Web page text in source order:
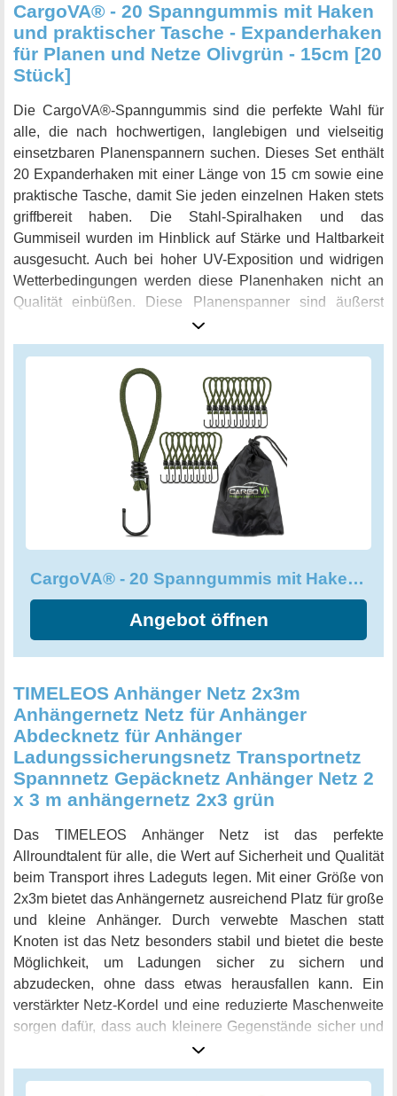
CargoVA® - 20 Spanngummis mit Haken
und praktischer Tasche - Expanderhaken
für Planen und Netze Olivgrün - 15cm [20
Stück]
Die CargoVA®-Spanngummis sind die perfekte Wahl für
alle, die nach hochwertigen, langlebigen und vielseitig
einsetzbaren Planenspannern suchen. Dieses Set enthält
20 Expanderhaken mit einer Länge von 15 cm sowie eine
praktische Tasche, damit Sie jeden einzelnen Haken stets
griffbereit haben. Die Stahl-Spiralhaken und das
Gummiseil wurden im Hinblick auf Stärke und Haltbarkeit
ausgesucht. Auch bei hoher UV-Exposition und widrigen
Wetterbedingungen werden diese Planenhaken nicht an
Qualität einbüßen. Diese Planenspanner sind äußerst
vielseitig einsetzbar und eignen sich perfekt zum
Befestigen von Anhängernetzen, Planen, Plakaten,
Sonnensegeln, Pavillons, Trampolins, Bannern und vielem
mehr. Mit 20 Haken haben Sie ausreichend Möglichkeiten
zur Verfügung, um jede schwierige Befestigungsaufgabe
schnell und einfach zu meistern. Kaufen Sie jetzt dieses
hochwertige Set von CargoVA® und erleben Sie effiziente
und stressfreie Befestigung von Planen und Netzen!
CargoVA® - 20 Spanngummis mit Haken und praktischer Tasche
Angebot öffnen
TIMELEOS Anhänger Netz 2x3m
Anhängernetz Netz für Anhänger
Abdecknetz für Anhänger
Ladungssicherungsnetz Transportnetz
Spannnetz Gepäcknetz Anhänger Netz 2
x 3 m anhängernetz 2x3 grün
Das TIMELEOS Anhänger Netz ist das perfekte
Allroundtalent für alle, die Wert auf Sicherheit und Qualität
beim Transport ihres Ladeguts legen. Mit einer Größe von
2x3m bietet das Anhängernetz ausreichend Platz für große
und kleine Anhänger. Durch verwebte Maschen statt
Knoten ist das Netz besonders stabil und bietet die beste
Möglichkeit, um Ladungen sicher zu sichern und
abzudecken, ohne dass etwas herausfallen kann. Ein
verstärkter Netz-Kordel und eine reduzierte Maschenweite
sorgen dafür, dass auch kleinere Gegenstände sicher und
stabil transportiert werden können. Das TIMELEOS
Anhänger Netz ist sehr handlich und passt auf kleine